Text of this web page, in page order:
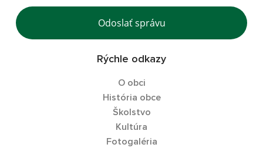
Odoslať správu
Rýchle odkazy
O obci
História obce
Školstvo
Kultúra
Fotogaléria